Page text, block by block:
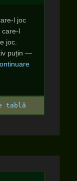
l joc
care-l
joc.
puțin —
tablă